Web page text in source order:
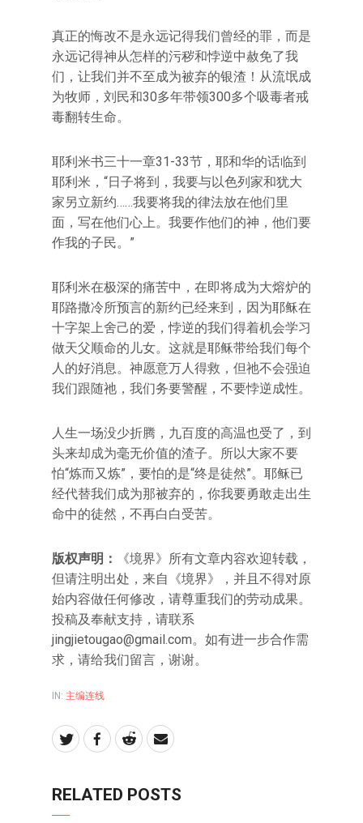
真正的悔改不是永远记得我们曾经的罪，而是
永远记得神从怎样的污秽和悖逆中赦免了我
们，让我们并不至成为被弃的银渣！从流氓成
为牧师，刘民和30多年带领300多个吸毒者戒
毒翻转生命。
耶利米书三十一章31-33节，耶和华的话临到
耶利米，“日子将到，我要与以色列家和犹大
家另立新约……我要将我的律法放在他们里
面，写在他们心上。我要作他们的神，他们要
作我的子民。”
耶利米在极深的痛苦中，在即将成为大熔炉的
耶路撒冷所预言的新约已经来到，因为耶稣在
十字架上舍己的爱，悖逆的我们得着机会学习
做天父顺命的儿女。这就是耶稣带给我们每个
人的好消息。神愿意万人得救，但祂不会强迫
我们跟随祂，我们务要警醒，不要悖逆成性。
人生一场没少折腾，九百度的高温也受了，到
头来却成为毫无价值的渣子。所以大家不要
怕“炼而又炼”，要怕的是“终是徒然”。耶稣已
经代替我们成为那被弃的，你我要勇敢走出生
命中的徒然，不再白白受苦。
版权声明：
《境界》所有文章内容欢迎转载，
但请注明出处，来自《境界》，并且不得对原
始内容做任何修改，请尊重我们的劳动成果。
投稿及奉献支持，请联系
jingjietougao@gmail.com。如有进一步合作需
求，请给我们留言，谢谢。
IN: 主编连线
RELATED POSTS